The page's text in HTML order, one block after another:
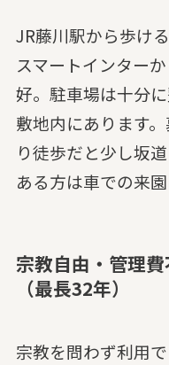
JR藤川駅から歩け
スマートインター
好。駐車場は十分
敷地内にあります
り徒歩だと少し坂
ある方は車での来
宗教自由・管理
（最長32年）
宗教を問わず利用